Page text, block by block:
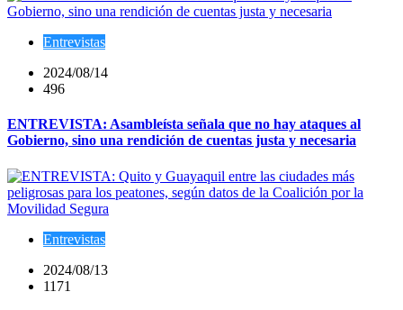
Entrevistas
2024/08/14
496
ENTREVISTA: Asambleísta señala que no hay ataques al
Gobierno, sino una rendición de cuentas justa y necesaria
Entrevistas
2024/08/13
1171